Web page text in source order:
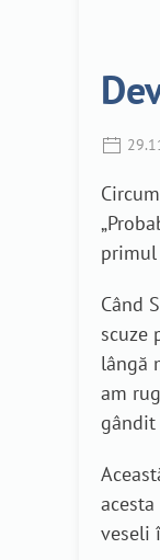
primul
Când
scuze
lângă
am
gândit
veseli